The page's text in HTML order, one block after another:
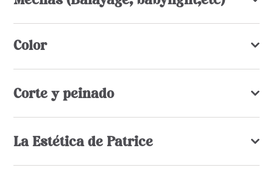
Color
Corte y peinado
La Estética de Patrice